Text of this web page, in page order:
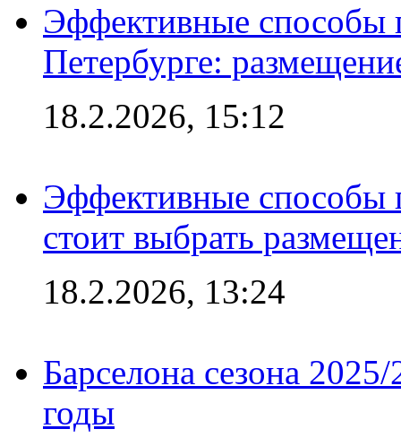
Эффективные способы
Петербурге:
18.2.2026, 15:12
Эффективные способы
стоит выбрать
18.2.2026, 13:24
Барселона сезона
годы